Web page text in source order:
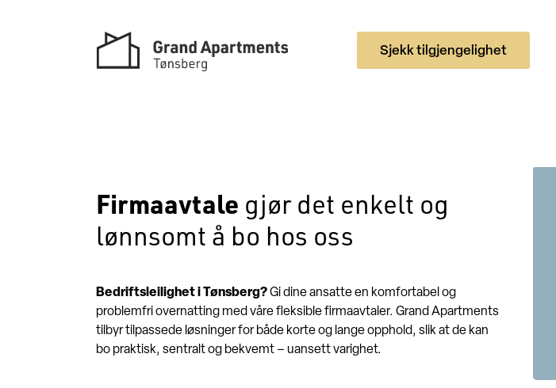
Sjekk tilgjengelighet
Firmaavtale gjør det enkelt og
lønnsomt å bo hos oss
Bedriftsleilighet i Tønsberg?Gi dine ansatte en komfortabel og
problemfri overnatting med våre fleksible firmaavtaler. Grand Apartments
tilbyr tilpassede løsninger for både korte og lange opphold, slik at de kan
bo praktisk, sentralt og bekvemt – uansett varighet.